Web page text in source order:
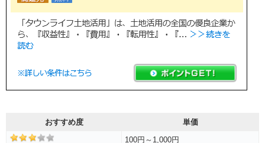
おすすめ度
単価
100円～1,000円